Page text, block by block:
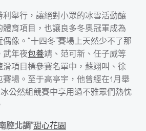
利舉行，讓絕對小眾的冰雪活動釀
育項目，也讓良多冬奧冠軍成為
像。“十四冬”賽場上天然少不了那
武年夜包養靖、范可新、任子威等
項目標參賽名單中，蘇翊叫、徐
場。至于高亭宇，他曾經在1月舉
公然組競賽中享用過不雅眾們熱忱
腔北調”甜心花園